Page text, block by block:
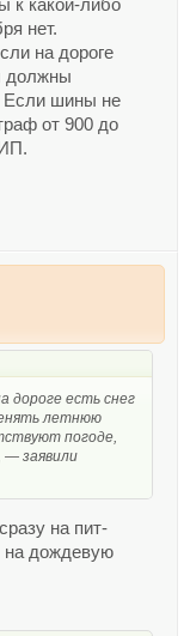
к какой-либо
нет.
на дороге
должны
Если шины не
от 900 до
дороге есть снег
летнюю
погоде,
— заявили
на пит-
на дождевую